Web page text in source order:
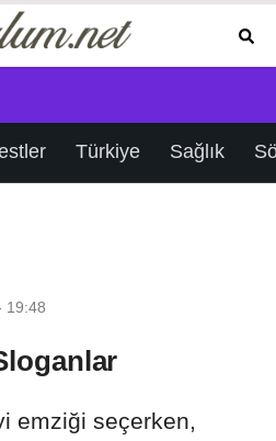
Türkiye Sağlık
19:48
emziği seçerken,